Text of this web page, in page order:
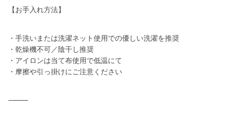
【お手入れ方法】
・手洗いまたは洗濯ネット使用での優しい洗濯を推奨
・乾燥機不可／陰干し推奨
・アイロンは当て布使用で低温にて
・摩擦や引っ掛けにご注意ください
⸻